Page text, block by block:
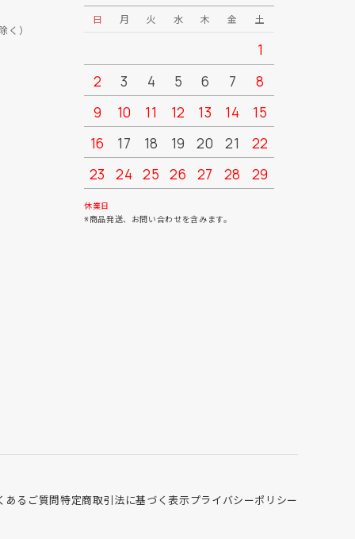
く）
日 月 火 水 木 金 土
1
2
3 4 5 6 7
8
9
10 11 12 13 14
15
16
17 18 19 20 21
22
23
24 25 26 27 28
29
30
休業日
※商品発送、お問い合わせを含みます。
あるご質問特定商取引法に基づく表示プライバシーポリシー